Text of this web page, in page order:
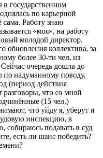
в государственном
по карьерной
сама. Работу знаю
«моя», на работу
молодой директор.
обновления коллектива, за
более 30-ти чел. из
очередь дошла до
по надуманному поводу,
(период действия
разговоры, что со мной
(15 чел.)
что уйду я, уберут и
инспекцию, в
подавать в суд
есть ли шанс победить?